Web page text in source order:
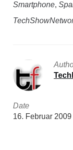
Smartphone,
Date
16. Februar 2009